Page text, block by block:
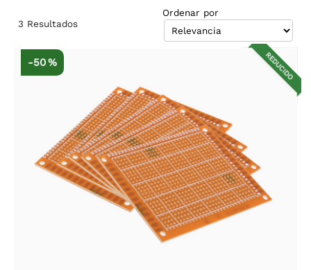
3 Resultados
Ordenar por
REDUCIDO
-50 %